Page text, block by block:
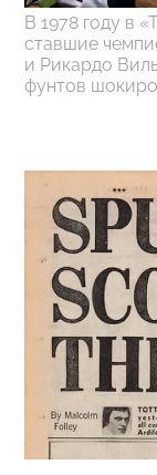
В 1978 году в
ставшие
и Рикардо
фунтов